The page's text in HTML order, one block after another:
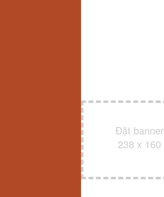
Đặt banner
238 x 160